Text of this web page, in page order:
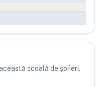
școală de șoferi.